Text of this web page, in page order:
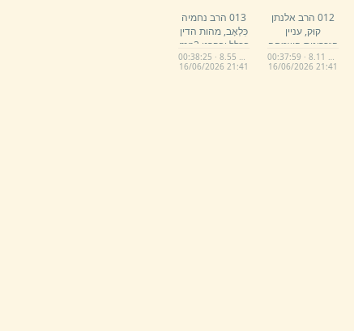
012 הרב אלנתן
קוּק, עניין
הזכרונות השמחה
ביום ראש השנה.
mp3
00:37:59 · 8.11 MB
16/06/2026 21:41
013 הרב נחמיה
כִּלְאָב, מהות הדין
בכלל ובפרט. mp3
00:38:25 · 8.55 MB
16/06/2026 21:41